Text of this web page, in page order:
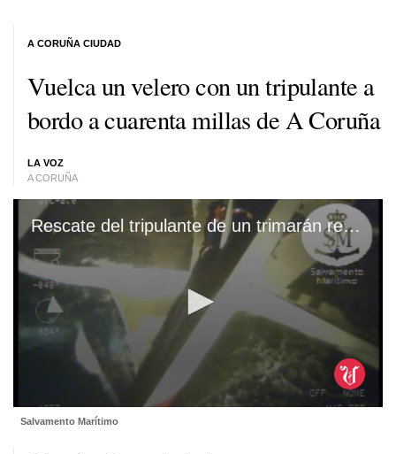
Vuelca un velero con un tripulante a
bordo a cuarenta millas de A Coruña
LA VOZ
A CORUÑA
A CORUÑA CIUDAD
Rescate del tripulante de un trimarán realizado por Salvamento Marítimo
seconds
Salvamento Marítimo